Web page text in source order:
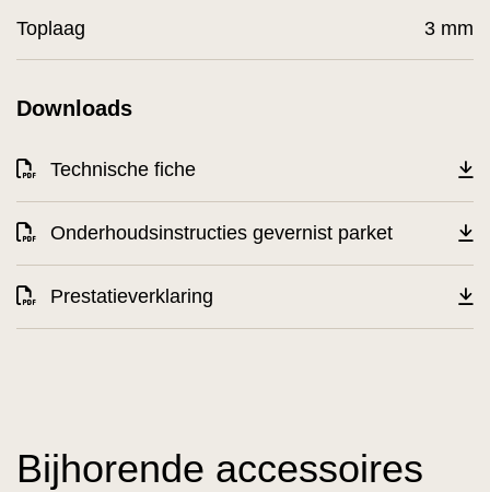
Downloads
Technische fiche
Onderhoudsinstructies gevernist parket
Prestatieverklaring
Toplaag 3 mm
Bijhorende accessoires